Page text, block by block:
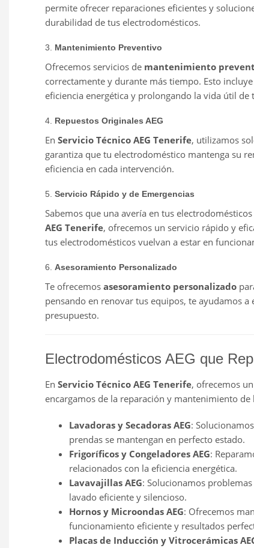
permite ofrecer reparaciones eficientes y
durabilidad de tus electrodomésticos.
3. Mantenimiento Preventivo
Ofrecemos servicios de mantenimiento
correctamente y durante más tiempo. Esto
eficiencia energética y prolongando la vida útil de
4. Repuestos Originales AEG
En Servicio Técnico AEG Tenerife, utilizamos
garantiza que tu electrodoméstico mantenga su
eficiencia en cada intervención.
5. Servicio Rápido y de Emergencias
Sabemos que una avería en tus
AEG Tenerife, ofrecemos un servicio rápido y
tus electrodomésticos vuelvan a estar en
6. Asesoramiento Personalizado
Te ofrecemos asesoramiento personalizado
pensando en renovar tus equipos, te ayudamos
presupuesto.
Electrodomésticos AEG que
En Servicio Técnico AEG Tenerife, ofrecemos
encargamos de la reparación y mantenimiento de
Lavadoras y Secadoras AEG:
prendas se mantengan en perfecto estado.
Frigoríficos y Congeladores AEG:
relacionados con la eficiencia energética.
Lavavajillas AEG: Solucionamos
lavado eficiente y silencioso.
Hornos y Microondas AEG: Ofrecemos
funcionamiento eficiente y resultados
Placas de Inducción y Vitrocerámicas